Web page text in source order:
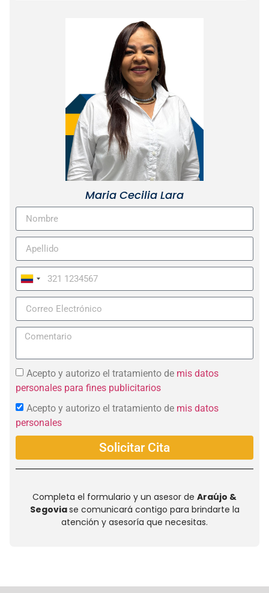
Maria Cecilia Lara
Colombia
+57
Acepto y autorizo el tratamiento de mis datos
personales para fines publicitarios
Acepto y autorizo el tratamiento de mis datos
personales
Solicitar Cita
Completa el formulario y un asesor de Araújo &
Segoviase comunicará contigo para brindarte la
atención y asesoría que necesitas.